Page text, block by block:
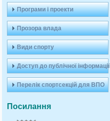
Програми і проекти
Прозора влада
Види спорту
Доступ до публічної інформації
Перелік спортсекцій для ВПО
Посилання